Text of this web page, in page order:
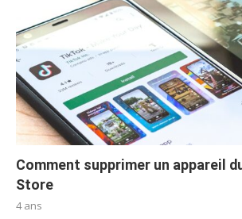
Comment supprimer un appareil
Store
4 ans